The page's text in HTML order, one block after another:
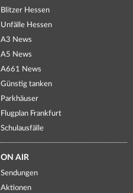
Blitzer Hessen
Unfälle Hessen
A3 News
A5 News
A661 News
Günstig tanken
Parkhäuser
Flugplan Frankfurt
Schulausfälle
ON AIR
Sendungen
Aktionen